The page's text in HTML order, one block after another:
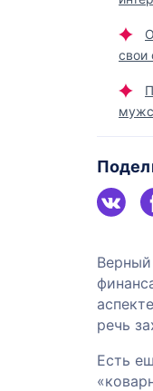
свои
речь
Есть